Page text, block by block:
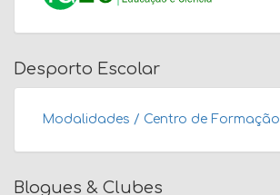
Desporto Escolar
Modalidades / Centro de Formação
Blogues & Clubes